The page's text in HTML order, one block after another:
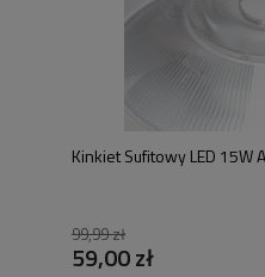
Kinkiet Sufitowy LED 15W
99,99 zł
59,00 zł